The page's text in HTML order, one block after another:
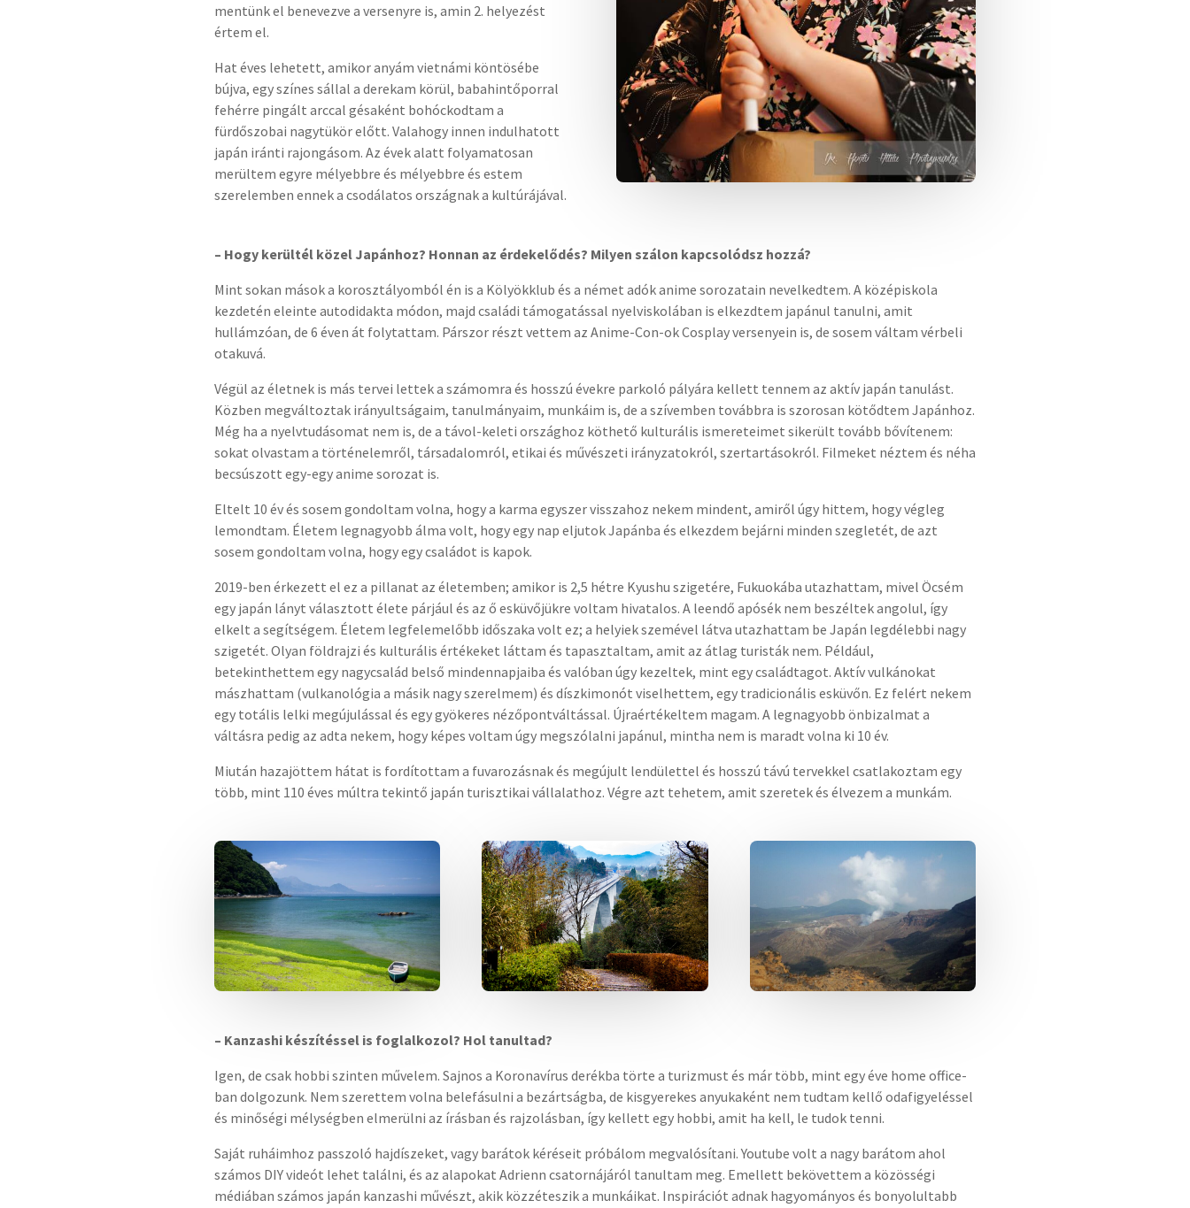
mentünk el benevezve a versenyre is, amin 2. helyezést
értem el.
Hat éves lehetett, amikor anyám vietnámi köntösébe
bújva, egy színes sállal a derekam körül, babahintőporral
fehérre pingált arccal gésaként bohóckodtam a
fürdőszobai nagytükör előtt. Valahogy innen indulhatott
japán iránti rajongásom. Az évek alatt folyamatosan
merültem egyre mélyebbre és mélyebbre és estem
szerelemben ennek a csodálatos országnak a kultúrájával.
– Hogy kerültél közel Japánhoz? Honnan az érdekelődés? Milyen szálon kapcsolódsz hozzá?
Mint sokan mások a korosztályomból én is a Kölyökklub és a német adók anime sorozatain nevelkedtem. A középiskola
kezdetén eleinte autodidakta módon, majd családi támogatással nyelviskolában is elkezdtem japánul tanulni, amit
hullámzóan, de 6 éven át folytattam. Párszor részt vettem az Anime-Con-ok Cosplay versenyein is, de sosem váltam vérbeli
otakuvá.
Végül az életnek is más tervei lettek a számomra és hosszú évekre parkoló pályára kellett tennem az aktív japán tanulást.
Közben megváltoztak irányultságaim, tanulmányaim, munkáim is, de a szívemben továbbra is szorosan kötődtem Japánhoz.
Még ha a nyelvtudásomat nem is, de a távol-keleti országhoz köthető kulturális ismereteimet sikerült tovább bővítenem:
sokat olvastam a történelemről, társadalomról, etikai és művészeti irányzatokról, szertartásokról. Filmeket néztem és néha
becsúszott egy-egy anime sorozat is.
Eltelt 10 év és sosem gondoltam volna, hogy a karma egyszer visszahoz nekem mindent, amiről úgy hittem, hogy végleg
lemondtam. Életem legnagyobb álma volt, hogy egy nap eljutok Japánba és elkezdem bejárni minden szegletét, de azt
sosem gondoltam volna, hogy egy családot is kapok.
2019-ben érkezett el ez a pillanat az életemben; amikor is 2,5 hétre Kyushu szigetére, Fukuokába utazhattam, mivel Öcsém
egy japán lányt választott élete párjául és az ő esküvőjükre voltam hivatalos. A leendő apósék nem beszéltek angolul, így
elkelt a segítségem. Életem legfelemelőbb időszaka volt ez; a helyiek szemével látva utazhattam be Japán legdélebbi nagy
szigetét. Olyan földrajzi és kulturális értékeket láttam és tapasztaltam, amit az átlag turisták nem. Például,
betekinthettem egy nagycsalád belső mindennapjaiba és valóban úgy kezeltek, mint egy családtagot. Aktív vulkánokat
mászhattam (vulkanológia a másik nagy szerelmem) és díszkimonót viselhettem, egy tradicionális esküvőn. Ez felért nekem
egy totális lelki megújulással és egy gyökeres nézőpontváltással. Újraértékeltem magam. A legnagyobb önbizalmat a
váltásra pedig az adta nekem, hogy képes voltam úgy megszólalni japánul, mintha nem is maradt volna ki 10 év.
Miután hazajöttem hátat is fordítottam a fuvarozásnak és megújult lendülettel és hosszú távú tervekkel csatlakoztam egy
több, mint 110 éves múltra tekintő japán turisztikai vállalathoz. Végre azt tehetem, amit szeretek és élvezem a munkám.
– Kanzashi készítéssel is foglalkozol? Hol tanultad?
Igen, de csak hobbi szinten művelem. Sajnos a Koronavírus derékba törte a turizmust és már több, mint egy éve home office-
ban dolgozunk. Nem szerettem volna belefásulni a bezártságba, de kisgyerekes anyukaként nem tudtam kellő odafigyeléssel
és minőségi mélységben elmerülni az írásban és rajzolásban, így kellett egy hobbi, amit ha kell, le tudok tenni.
Saját ruháimhoz passzoló hajdíszeket, vagy barátok kéréseit próbálom megvalósítani. Youtube volt a nagy barátom ahol
számos DIY videót lehet találni, és az alapokat Adrienn csatornájáról tanultam meg. Emellett bekövettem a közösségi
médiában számos japán kanzashi művészt, akik közzéteszik a munkáikat. Inspirációt adnak hagyományos és bonyolultabb